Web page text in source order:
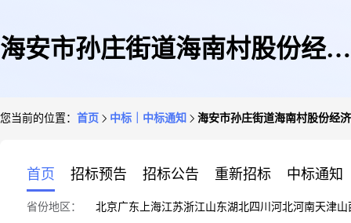
海安市孙庄街道海南村股份经济
您当前的位置： 首页 中标｜中标通知 海安市孙庄街道海南村股份经
首页 招标预告 招标公告 重新招标 中标通知
省份地区： 北京广东 上海江苏浙江山东湖北四川 河北河南天津山